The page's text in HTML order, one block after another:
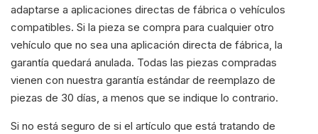
adaptarse a aplicaciones directas de fábrica o vehículos
compatibles. Si la pieza se compra para cualquier otro
vehículo que no sea una aplicación directa de fábrica, la
garantía quedará anulada. Todas las piezas compradas
vienen con nuestra garantía estándar de reemplazo de
piezas de 30 días, a menos que se indique lo contrario.
Si no está seguro de si el artículo que está tratando de